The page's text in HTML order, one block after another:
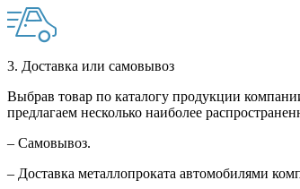
3. Доставка или самовывоз
Выбрав товар по каталогу продукции
предлагаем несколько наиболее
– Самовывоз.
– Доставка металлопроката автомобилями